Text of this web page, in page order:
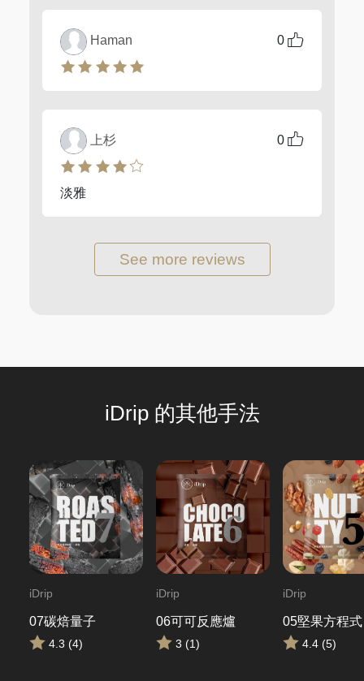
0
Haman
0
上杉
淡雅
See more reviews
iDrip 的其他手法
iDrip
07碳焙量子
4.3 (4)
iDrip
06可可反應爐
3 (1)
iDrip
05堅果方程式
4.4 (5)